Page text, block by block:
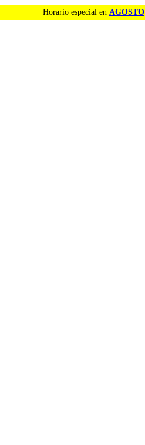
Horario especial en AGOSTO